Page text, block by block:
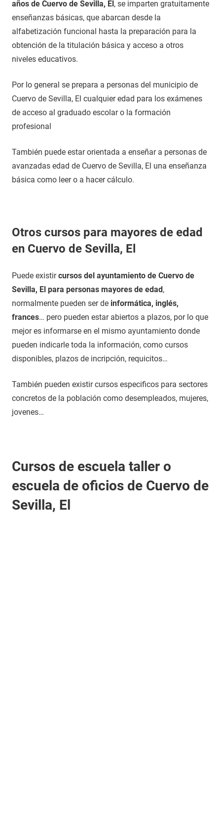
años de Cuervo de Sevilla, El, se imparten gratuitamente
enseñanzas básicas, que abarcan desde la
alfabetización funcional hasta la preparación para la
obtención de la titulación básica y acceso a otros
niveles educativos.
Por lo general se prepara a personas del municipio de
Cuervo de Sevilla, El cualquier edad para los exámenes
de acceso al graduado escolar o la formación
profesional
También puede estar orientada a enseñar a personas de
avanzadas edad de Cuervo de Sevilla, El una enseñanza
básica como leer o a hacer cálculo.
Otros cursos para mayores de edad
en Cuervo de Sevilla, El
Puede existircursos del ayuntamiento de Cuervo de
Sevilla, El para personas mayores de edad,
normalmente pueden ser de informática, inglés,
frances… pero pueden estar abiertos a plazos, por lo que
mejor es informarse en el mismo ayuntamiento donde
pueden indicarle toda la información, como cursos
disponibles, plazos de incripción, requicitos…
También pueden existir cursos especificos para sectores
concretos de la población como desempleados, mujeres,
jovenes…
Cursos de escuela taller o
escuela de oficios de Cuervo de
Sevilla, El